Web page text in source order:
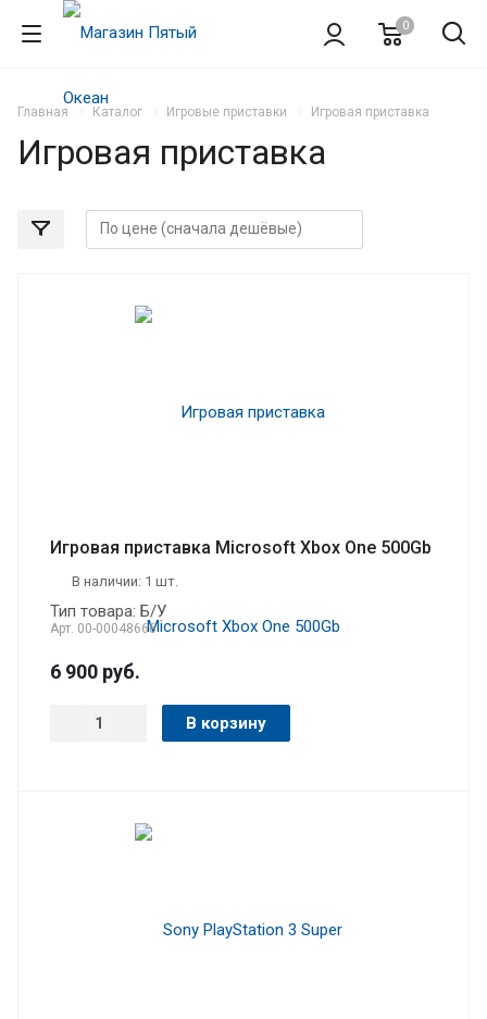
0
Главная Каталог Игровые приставки Игровая приставка
Игровая приставка
Игровая приставка Microsoft Xbox One 500Gb
В наличии: 1 шт.
Тип товара: Б/У
Арт. 00-00048666
6 900 руб.
В корзину